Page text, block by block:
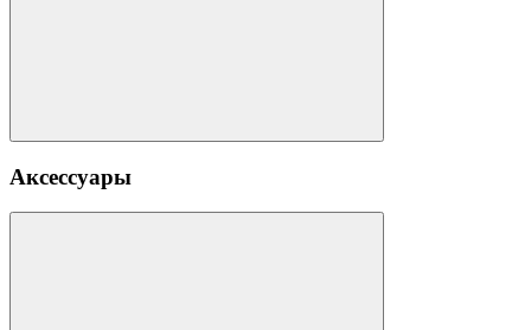
Аксессуары